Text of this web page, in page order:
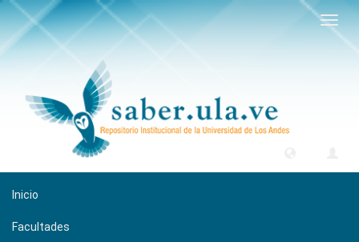
Inicio
Facultades